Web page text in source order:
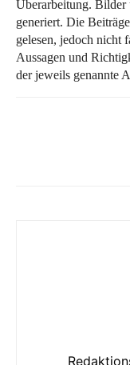
Überarbeitung.
generiert. Die
gelesen, jedoch nicht
Aussagen und
der jeweils genannte